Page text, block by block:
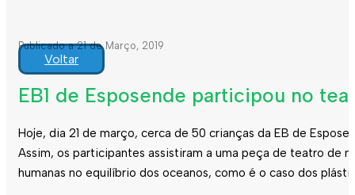
Publicado a 21 de Março, 2019
Voltar
EB1 de Esposende participou no
Hoje, dia 21 de março, cerca de 50 crianças da EB de
Assim, os participantes assistiram a uma peça de teatro de
humanas no equilíbrio dos oceanos, como é o caso dos